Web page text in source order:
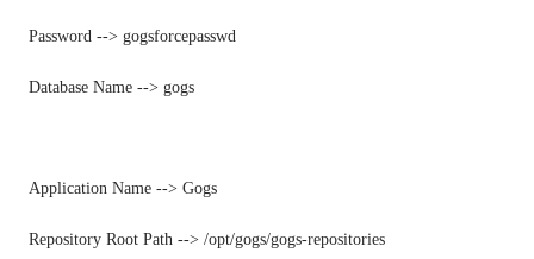
Password --> gogsforcepasswd
Database Name --> gogs
Application Name --> Gogs
Repository Root Path --> /opt/gogs/gogs-repositories